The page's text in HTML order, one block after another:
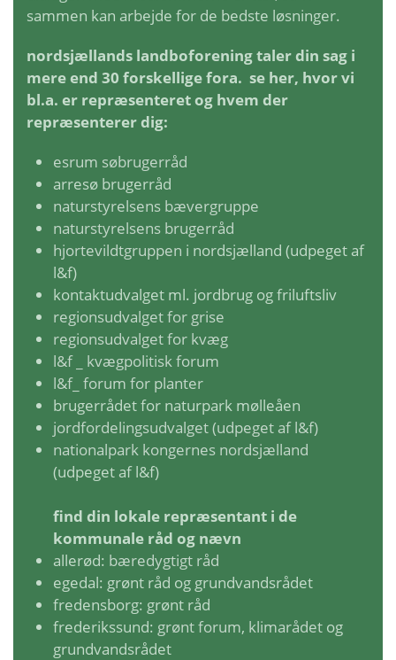
sammen kan arbejde for de bedste løsninger.
nordsjællands landboforening taler din sag i
mere end 30 forskellige fora. se her, hvor vi
bl.a. er repræsenteret og hvem der
repræsenterer dig:
esrum søbrugerråd
arresø brugerråd
naturstyrelsens bævergruppe
naturstyrelsens brugerråd
hjortevildtgruppen i nordsjælland (udpeget af
l&f)
kontaktudvalget ml. jordbrug og friluftsliv
regionsudvalget for grise
regionsudvalget for kvæg
l&f _ kvægpolitisk forum
l&f_ forum for planter
brugerrådet for naturpark mølleåen
jordfordelingsudvalget (udpeget af l&f)
nationalpark kongernes nordsjælland
(udpeget af l&f)
find din lokale repræsentant i de
kommunale råd og nævn
allerød: bæredygtigt råd
egedal: grønt råd og grundvandsrådet
fredensborg: grønt råd
frederikssund: grønt forum, klimarådet og
grundvandsrådet